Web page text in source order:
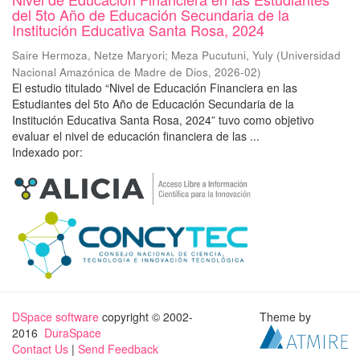
del 5to Año de Educación Secundaria de la
Institución Educativa Santa Rosa, 2024
Saire Hermoza, Netze Maryori; Meza Pucutuni, Yuly (Universidad
Nacional Amazónica de Madre de Dios, 2026-02)
El estudio titulado “Nivel de Educación Financiera en las
Estudiantes del 5to Año de Educación Secundaria de la
Institución Educativa Santa Rosa, 2024” tuvo como objetivo
evaluar el nivel de educación financiera de las ...
Indexado por:
DSpace software copyright © 2002-
2016 DuraSpace
Contact Us | Send Feedback
Theme by